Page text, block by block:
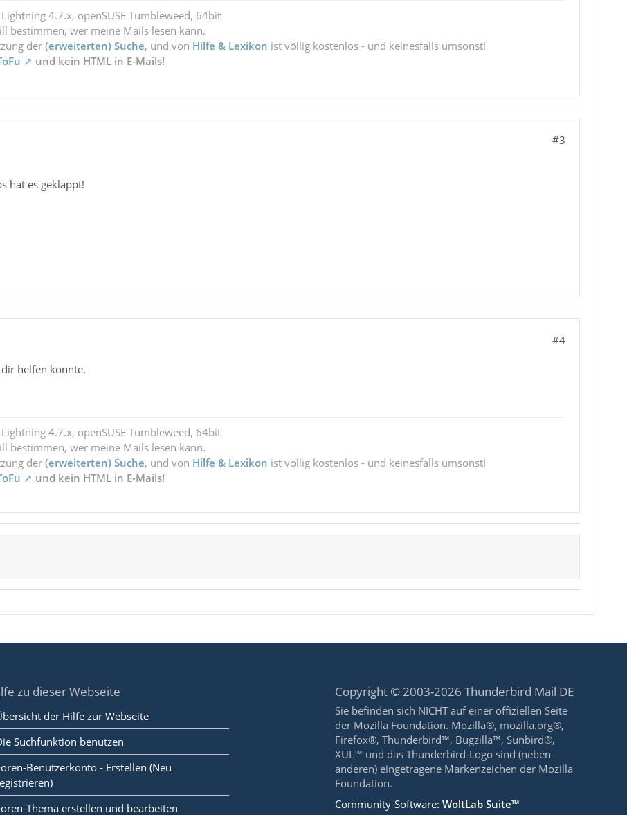
4.7.x, openSUSE Tumbleweed, 64bit
bestimmen, wer meine Mails lesen kann.
der(erweiterten) Suche, und von Hilfe & Lexikon ist völlig kostenlos - und keinesfalls umsonst!
und kein HTML in E-Mails!
#3
hat es geklappt!
#4
helfen konnte.
4.7.x, openSUSE Tumbleweed, 64bit
bestimmen, wer meine Mails lesen kann.
der(erweiterten) Suche, und von Hilfe & Lexikon ist völlig kostenlos - und keinesfalls umsonst!
und kein HTML in E-Mails!
zu dieser Webseite
der Hilfe zur Webseite
Suchfunktion benutzen
Benutzerkonto - Erstellen (Neu
Thema erstellen und bearbeiten
Copyright © 2003-2026 Thunderbird Mail DE
Sie befinden sich NICHT auf einer offiziellen Seite
der Mozilla Foundation. Mozilla®, mozilla.org®,
Firefox®, Thunderbird™, Bugzilla™, Sunbird®,
XUL™ und das Thunderbird-Logo sind (neben
anderen) eingetragene Markenzeichen der Mozilla
Foundation.
Community-Software:WoltLab Suite™